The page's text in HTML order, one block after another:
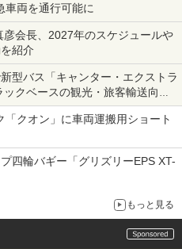
車両を通行可能に
会長、2027年のスケジュールや
紹介
型バス「キャンター・エクストラ
クベースの観光・旅客輸送向け
クオン」に車両運搬用ショート
四輪バギー「グリズリーEPS XT-
もっと見る